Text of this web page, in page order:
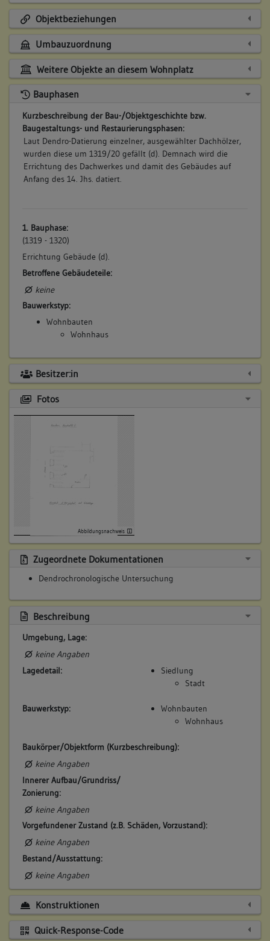
Objektbeziehungen
Umbauzuordnung
Weitere Objekte an diesem Wohnplatz
Bauphasen
Kurzbeschreibung der Bau-/Objektgeschichte bzw.
Baugestaltungs- und Restaurierungsphasen:
Laut Dendro-Datierung einzelner, ausgewählter Dachhölzer,
wurden diese um 1319/20 gefällt (d). Demnach wird die
Errichtung des Dachwerkes und damit des Gebäudes auf
Anfang des 14. Jhs. datiert.
1. Bauphase:
(1319 - 1320)
Errichtung Gebäude (d).
Betroffene Gebäudeteile:
keine
Bauwerkstyp:
Wohnbauten
Wohnhaus
Besitzer:in
Fotos
Abbildungsnachweis
Zugeordnete Dokumentationen
Dendrochronologische Untersuchung
Beschreibung
Umgebung, Lage:
keine Angaben
Lagedetail:
Siedlung
Stadt
Bauwerkstyp:
Wohnbauten
Wohnhaus
Baukörper/Objektform (Kurzbeschreibung):
keine Angaben
Innerer Aufbau/Grundriss/
Zonierung:
keine Angaben
Vorgefundener Zustand (z.B. Schäden, Vorzustand):
keine Angaben
Bestand/Ausstattung:
keine Angaben
Konstruktionen
Quick-Response-Code